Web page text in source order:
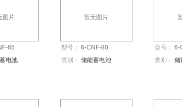
图片
65
电池
暂无图片
型号： 6-CNF-80
类别： 储能蓄电池
型号： 6-
类别： 储